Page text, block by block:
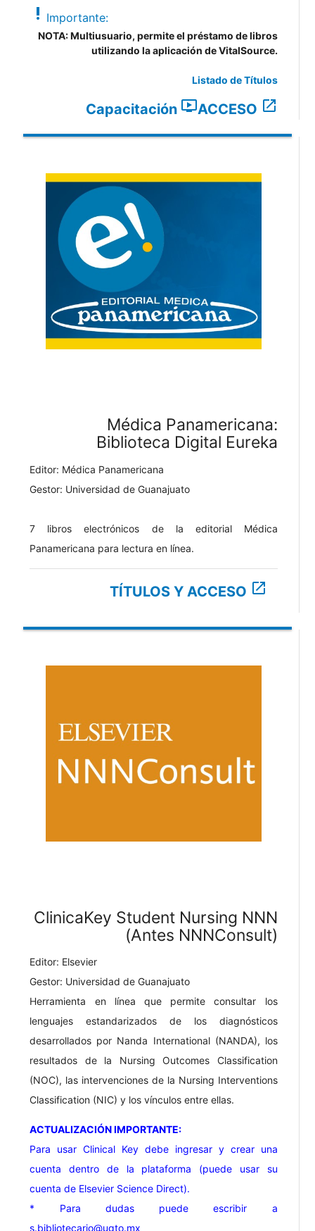
priority_high Importante:
NOTA: Multiusuario, permite el préstamo de libros
utilizando la aplicación de VitalSource.
Listado de Títulos
ACCESO open_in_new
Capacitación ondemand_video
Médica Panamericana:
Biblioteca Digital Eureka
Editor: Médica Panamericana
Gestor: Universidad de Guanajuato
7 libros electrónicos de la editorial Médica
Panamericana para lectura en línea.
TÍTULOS Y ACCESO open_in_new
ClinicaKey Student Nursing NNN
(Antes NNNConsult)
Editor: Elsevier
Gestor: Universidad de Guanajuato
Herramienta en línea que permite consultar los
lenguajes estandarizados de los diagnósticos
desarrollados por Nanda International (NANDA), los
resultados de la Nursing Outcomes Classification
(NOC), las intervenciones de la Nursing Interventions
Classification (NIC) y los vínculos entre ellas.
ACTUALIZACIÓN IMPORTANTE:
Para usar Clinical Key debe ingresar y crear una
cuenta dentro de la plataforma (puede usar su
cuenta de Elsevier Science Direct).
* Para dudas puede escribir a
s.bibliotecario@ugto.mx